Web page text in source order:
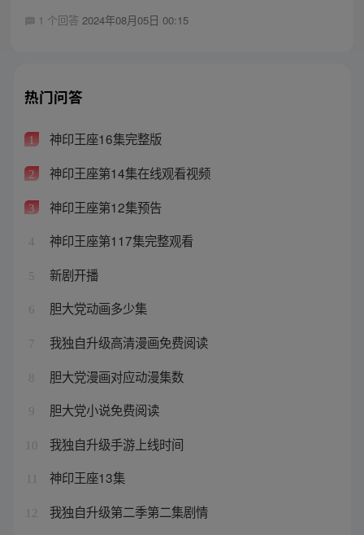
1 个回答 2024年08月05日 00:15
热门问答
1 神印王座16集完整版
2 神印王座第14集在线观看视频
3 神印王座第12集预告
4 神印王座第117集完整观看
5 新剧开播
6 胆大党动画多少集
7 我独自升级高清漫画免费阅读
8 胆大党漫画对应动漫集数
9 胆大党小说免费阅读
10 我独自升级手游上线时间
神印王座13集
12 我独自升级第二季第二集剧情